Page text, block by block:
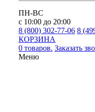
ПН-ВС
с 10:00 до 20:00
8 (800) 302-77-06 8
КОРЗИНА
0 товаров. Заказать
Меню